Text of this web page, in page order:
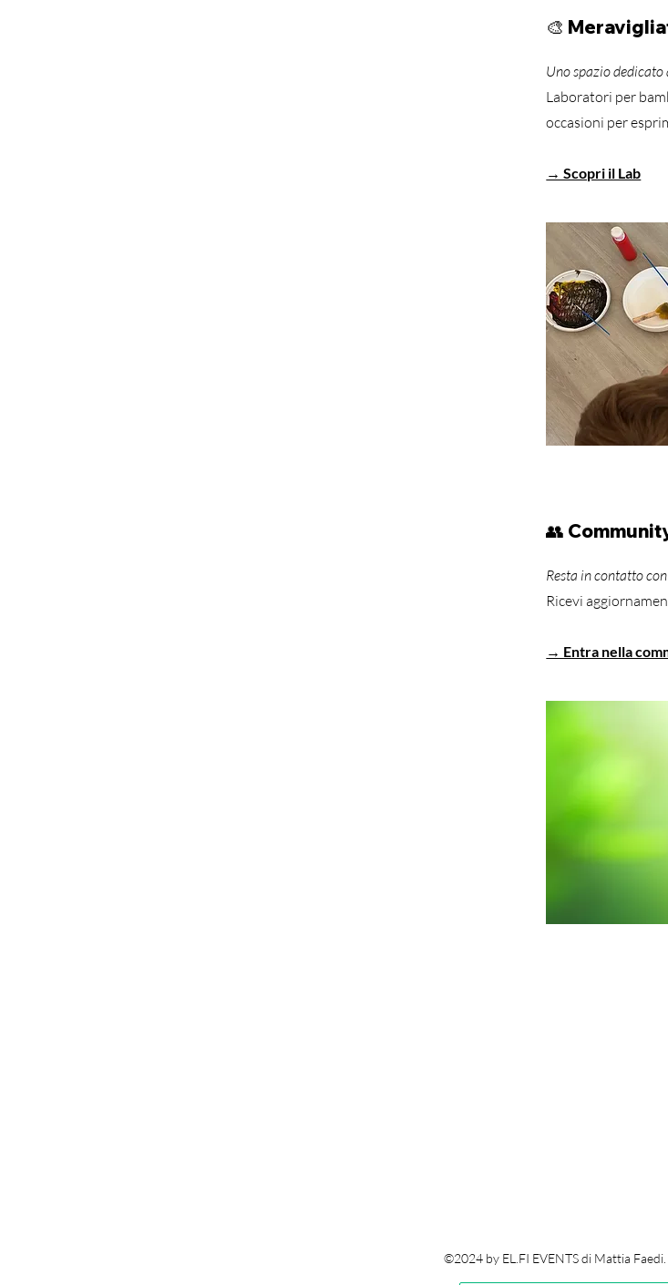
🎨
Uno spazio
Laboratori per
occasioni per
→ Scopri il Lab
👥
​Resta in contatto
Ricevi
→ Entra nella
©2024 by EL.FI EVENTS di Mattia